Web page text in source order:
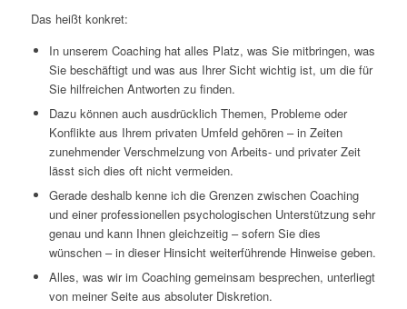
Das heißt konkret:
In unserem Coaching hat alles Platz, was Sie mitbringen, was
Sie beschäftigt und was aus Ihrer Sicht wichtig ist, um die für
Sie hilfreichen Antworten zu finden.
Dazu können auch ausdrücklich Themen, Probleme oder
Konflikte aus Ihrem privaten Umfeld gehören – in Zeiten
zunehmender Verschmelzung von Arbeits- und privater Zeit
lässt sich dies oft nicht vermeiden.
Gerade deshalb kenne ich die Grenzen zwischen Coaching
und einer professionellen psychologischen Unterstützung sehr
genau und kann Ihnen gleichzeitig – sofern Sie dies
wünschen – in dieser Hinsicht weiterführende Hinweise geben.
Alles, was wir im Coaching gemeinsam besprechen, unterliegt
von meiner Seite aus absoluter Diskretion.